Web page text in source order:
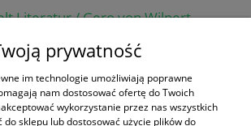
Literatur / Gero von Wilpert
prywatność
im technologie umożliwiają poprawne
nam dostosować ofertę do Twoich
wykorzystanie przez nas wszystkich
do sklepu lub dostosować użycie plików do